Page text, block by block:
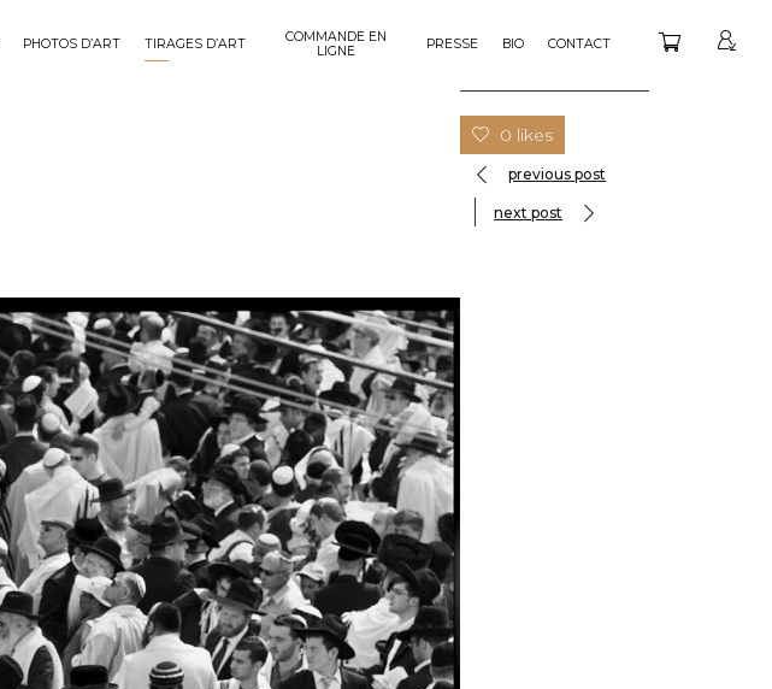
PHOTOS D’ART TIRAGES D’ART
COMMANDE EN
LIGNE
PRESSE BIO CONTACT
0 likes
previous post
next post